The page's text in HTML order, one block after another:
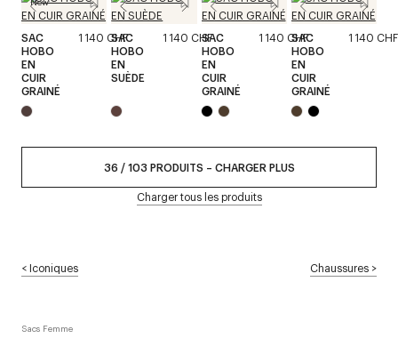
SAC
HOBO
EN
CUIR
GRAINÉ
1 140 CHF
SAC
HOBO
EN
SUÈDE
1 140 CHFSAC
HOBO
EN
CUIR
GRAINÉ
1 140 CHF
SAC
HOBO
EN
CUIR
GRAINÉ
1 140 CHF
36 /103 PRODUITS – CHARGER PLUS
Charger tous les produits
<Iconiques Chaussures >
Sacs Femme